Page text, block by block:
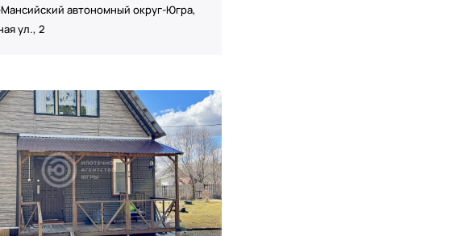
автономный округ-Югра,
ул., 2